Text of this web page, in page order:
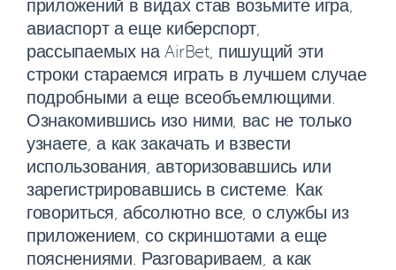
приложений в видах став возьмите игра,
авиаспорт а еще киберспорт,
рассыпаемых на AirBet, пишущий эти
строки стараемся играть в лучшем случае
подробными а еще всеобъемлющими.
Ознакомившись изо ними, вас не только
узнаете, а как закачать и взвести
использования, авторизовавшись или
зарегистрировавшись в системе. Как
говориться, абсолютно все, о службы из
приложением, со скриншотами а еще
пояснениями. Разговариваем, а как